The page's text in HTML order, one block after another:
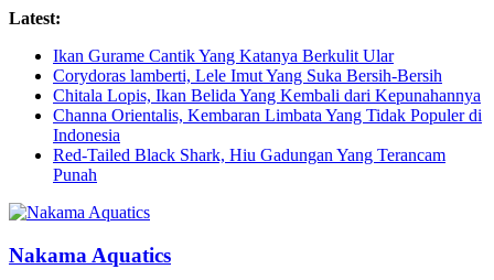
Latest:
Ikan Gurame Cantik Yang Katanya Berkulit Ular
Corydoras lamberti, Lele Imut Yang Suka Bersih-Bersih
Chitala Lopis, Ikan Belida Yang Kembali dari Kepunahannya
Channa Orientalis, Kembaran Limbata Yang Tidak Populer di
Indonesia
Red-Tailed Black Shark, Hiu Gadungan Yang Terancam
Punah
Nakama Aquatics